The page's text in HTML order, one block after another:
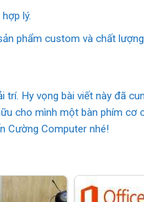
lý.
phẩm custom và chất
Hy vọng bài viết này đã
cho mình một bàn phím cơ
Cường Computer nhé!